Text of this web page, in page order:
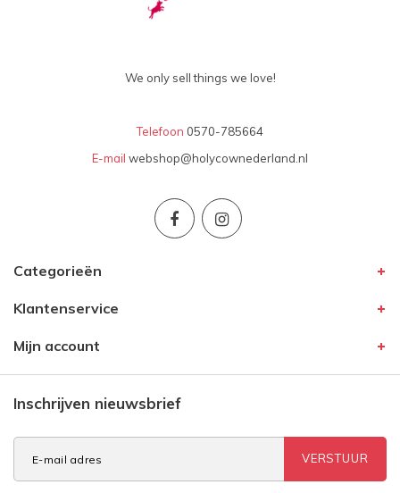
We only sell things we love!
Telefoon 0570-785664
E-mail webshop@holycownederland.nl
Categorieën
Klantenservice
Mijn account
Inschrijven nieuwsbrief
VERSTUUR